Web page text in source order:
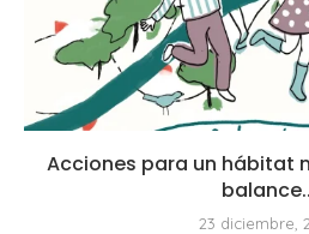
Acciones para un hábitat
23 diciembre,